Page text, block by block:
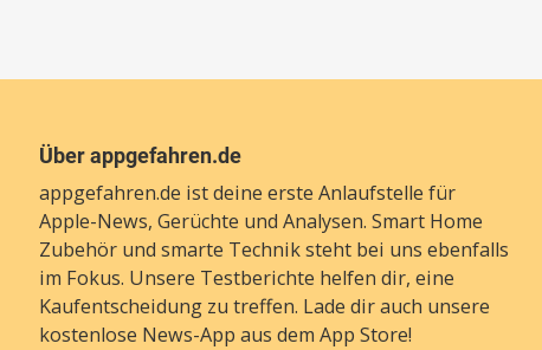
Über appgefahren.de
appgefahren.de ist deine erste Anlaufstelle für
Apple-News, Gerüchte und Analysen. Smart Home
Zubehör und smarte Technik steht bei uns ebenfalls
im Fokus. Unsere Testberichte helfen dir, eine
Kaufentscheidung zu treffen. Lade dir auch unsere
kostenlose News-App aus dem App Store!